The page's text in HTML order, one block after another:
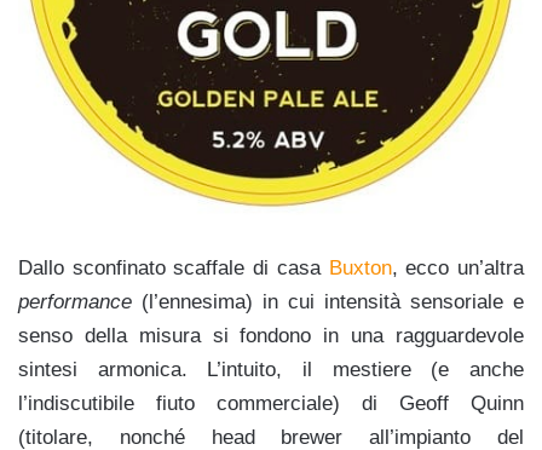
Dallo sconfinato scaffale di casa Buxton, ecco un’altra
performance (l’ennesima) in cui intensità sensoriale e
senso della misura si fondono in una ragguardevole
sintesi armonica. L’intuito, il mestiere (e anche
l’indiscutibile fiuto commerciale) di Geoff Quinn
(titolare, nonché head brewer all’impianto del